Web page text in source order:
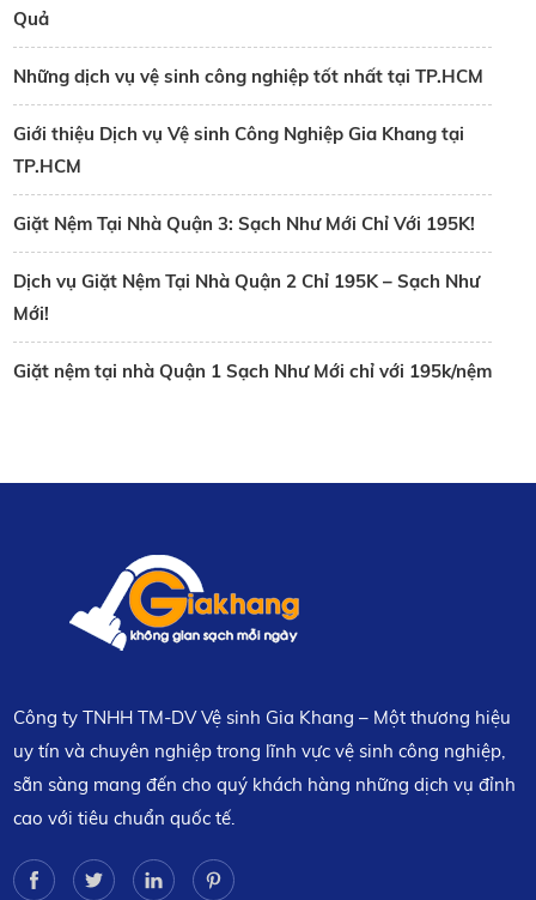
Quả
Những dịch vụ vệ sinh công nghiệp tốt nhất tại TP.HCM
Giới thiệu Dịch vụ Vệ sinh Công Nghiệp Gia Khang tại
TP.HCM
Giặt Nệm Tại Nhà Quận 3: Sạch Như Mới Chỉ Với 195K!
Dịch vụ Giặt Nệm Tại Nhà Quận 2 Chỉ 195K – Sạch Như
Mới!
Giặt nệm tại nhà Quận 1 Sạch Như Mới chỉ với 195k/nệm
Công ty TNHH TM-DV Vệ sinh Gia Khang – Một thương hiệu
uy tín và chuyên nghiệp trong lĩnh vực vệ sinh công nghiệp,
sẵn sàng mang đến cho quý khách hàng những dịch vụ đỉnh
cao với tiêu chuẩn quốc tế.